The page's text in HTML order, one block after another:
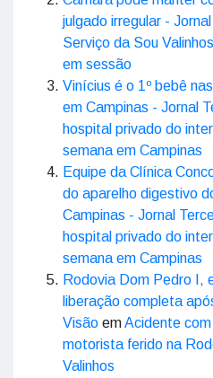
julgado irregular -
Serviço da Sou
em sessão
Vinícius é o 1º bebê
em Campinas - Jornal
hospital privado do
semana em Campinas
Equipe da Clínica
do aparelho digestivo
Campinas - Jornal
hospital privado do
semana em Campinas
Rodovia Dom Pedro I,
liberação completa
Visão emAcidente
motorista ferido na
Valinhos